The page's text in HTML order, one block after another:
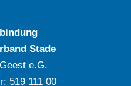
Stade
e.G.
‍519 111 00